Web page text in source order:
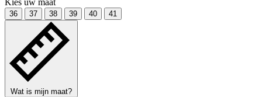
Kies uw maat
36 37 38 39 40 41
Wat is mijn maat?